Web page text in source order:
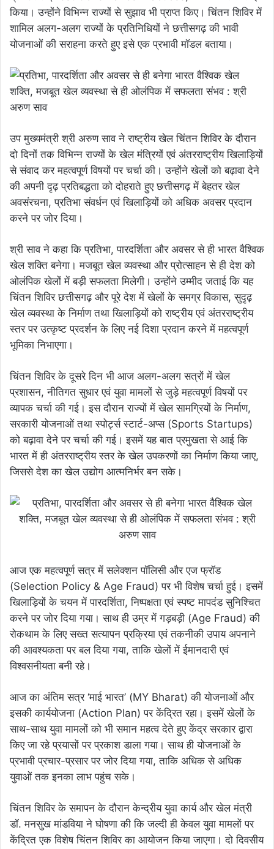
किया। उन्होंने विभिन्न राज्यों से सुझाव भी प्राप्त किए। चिंतन शिविर में
शामिल अलग-अलग राज्यों के प्रतिनिधियों ने छत्तीसगढ़ की भावी
योजनाओं की सराहना करते हुए इसे एक प्रभावी मॉडल बताया।
उप मुख्यमंत्री श्री अरुण साव ने राष्ट्रीय खेल चिंतन शिविर के दौरान
दो दिनों तक विभिन्न राज्यों के खेल मंत्रियों एवं अंतरराष्ट्रीय खिलाड़ियों
से संवाद कर महत्वपूर्ण विषयों पर चर्चा की। उन्होंने खेलों को बढ़ावा देने
की अपनी दृढ़ प्रतिबद्धता को दोहराते हुए छत्तीसगढ़ में बेहतर खेल
अवसंरचना, प्रतिभा संवर्धन एवं खिलाड़ियों को अधिक अवसर प्रदान
करने पर जोर दिया।
श्री साव ने कहा कि प्रतिभा, पारदर्शिता और अवसर से ही भारत वैश्विक
खेल शक्ति बनेगा। मजबूत खेल व्यवस्था और प्रोत्साहन से ही देश को
ओलंपिक खेलों में बड़ी सफलता मिलेगी। उन्होंने उम्मीद जताई कि यह
चिंतन शिविर छत्तीसगढ़ और पूरे देश में खेलों के समग्र विकास, सुदृढ़
खेल व्यवस्था के निर्माण तथा खिलाड़ियों को राष्ट्रीय एवं अंतरराष्ट्रीय
स्तर पर उत्कृष्ट प्रदर्शन के लिए नई दिशा प्रदान करने में महत्वपूर्ण
भूमिका निभाएगा।
चिंतन शिविर के दूसरे दिन भी आज अलग-अलग सत्रों में खेल
प्रशासन, नीतिगत सुधार एवं युवा मामलों से जुड़े महत्वपूर्ण विषयों पर
व्यापक चर्चा की गई। इस दौरान राज्यों में खेल सामग्रियों के निर्माण,
सरकारी योजनाओं तथा स्पोर्ट्स स्टार्ट-अप्स (Sports Startups)
को बढ़ावा देने पर चर्चा की गई। इसमें यह बात प्रमुखता से आई कि
भारत में ही अंतरराष्ट्रीय स्तर के खेल उपकरणों का निर्माण किया जाए,
जिससे देश का खेल उद्योग आत्मनिर्भर बन सके।
आज एक महत्वपूर्ण सत्र में सलेक्शन पॉलिसी और एज फ्रॉड
(Selection Policy & Age Fraud) पर भी विशेष चर्चा हुई। इसमें
खिलाड़ियों के चयन में पारदर्शिता, निष्पक्षता एवं स्पष्ट मापदंड सुनिश्चित
करने पर जोर दिया गया। साथ ही उम्र में गड़बड़ी (Age Fraud) की
रोकथाम के लिए सख्त सत्यापन प्रक्रिया एवं तकनीकी उपाय अपनाने
की आवश्यकता पर बल दिया गया, ताकि खेलों में ईमानदारी एवं
विश्वसनीयता बनी रहे।
आज का अंतिम सत्र ‘माई भारत’ (MY Bharat) की योजनाओं और
इसकी कार्ययोजना (Action Plan) पर केंद्रित रहा। इसमें खेलों के
साथ-साथ युवा मामलों को भी समान महत्व देते हुए केंद्र सरकार द्वारा
किए जा रहे प्रयासों पर प्रकाश डाला गया। साथ ही योजनाओं के
प्रभावी प्रचार-प्रसार पर जोर दिया गया, ताकि अधिक से अधिक
युवाओं तक इनका लाभ पहुंच सके।
चिंतन शिविर के समापन के दौरान केन्द्रीय युवा कार्य और खेल मंत्री
डॉ. मनसुख मांडविया ने घोषणा की कि जल्दी ही केवल युवा मामलों पर
केंद्रित एक विशेष चिंतन शिविर का आयोजन किया जाएगा। दो दिवसीय